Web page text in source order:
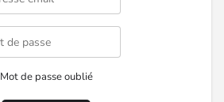
Mot de passe oublié